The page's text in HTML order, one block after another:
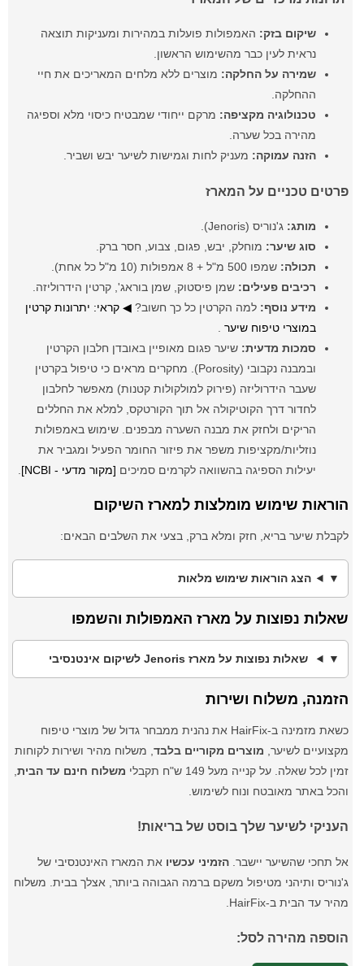
שיקום בזק: האמפולות פועלות במהירות ומעניקות תוצאה
נראית לעין כבר מהשימוש הראשון.
שמירה על החלקה: מוצרים ללא מלחים המאריכים את חיי
ההחלקה.
טכנולוגיה מקציפה: מרקם ייחודי שמבטיח כיסוי מלא וספיגה
מהירה בכל שערה.
הזנה עמוקה: מעניק לחות וגמישות לשיער יבש ושביר.
פרטים טכניים על המארז
מותג: ג'נוריס (Jenoris).
סוג שיער: מוחלק, יבש, פגום, צבוע, חסר ברק.
תכולה: שמפו 500 מ"ל + 8 אמפולות (10 מ"ל כל אחת).
רכיבים פעילים: שמן פיסטוק, שמן בוראג', קרטין הידרוליזה.
מידע נוסף: למה הקרטין כל כך חשוב?◀ קראי: יתרונות קרטין
במוצרי טיפוח שיער
סמכות מדעית: שיער פגום מאופיין באובדן חלבון הקרטין
ובמבנה נקבובי (Porosity). מחקרים מראים כי טיפול בקרטין
שעבר הידרוליזה (פירוק למולקולות קטנות) מאפשר לחלבון
לחדור דרך הקוטיקולה אל תוך הקורטקס, למלא את החללים
הריקים ולחזק את מבנה השערה מבפנים. שימוש באמפולות
נוזליות/מקציפות משפר את פיזור החומר הפעיל ומגביר את
יעילות הספיגה בהשוואה לקרמים סמיכים [מקור מדעי - NCBI]
הוראות שימוש מומלצות למארז השיקום
לקבלת שיער בריא, חזק ומלא ברק, בצעי את השלבים הבאים:
הצג הוראות שימוש מלאות
שאלות נפוצות על מארז האמפולות והשמפו
שאלות נפוצות על מארז Jenoris לשיקום אינטנסיבי
הזמנה, משלוח ושירות
כשאת מזמינה ב-HairFix את נהנית ממבחר גדול של מוצרי טיפוח
מקצועיים לשיער, מוצרים מקוריים בלבד , משלוח מהיר ושירות לקוחות
זמין לכל שאלה. על קנייה מעל 149 ש"ח תקבלי
משלוח חינם עד הבית
והכל באתר מאובטח ונוח לשימוש.
העניקי לשיער שלך בוסט של בריאות!
אל תחכי שהשיער יישבר.הזמיני עכשיו את המארז האינטנסיבי של
ג'נוריס ותיהני מטיפול משקם ברמה הגבוהה ביותר, אצלך בבית. משלוח
מהיר עד הבית ב-HairFix.
הוספה מהירה לסל: